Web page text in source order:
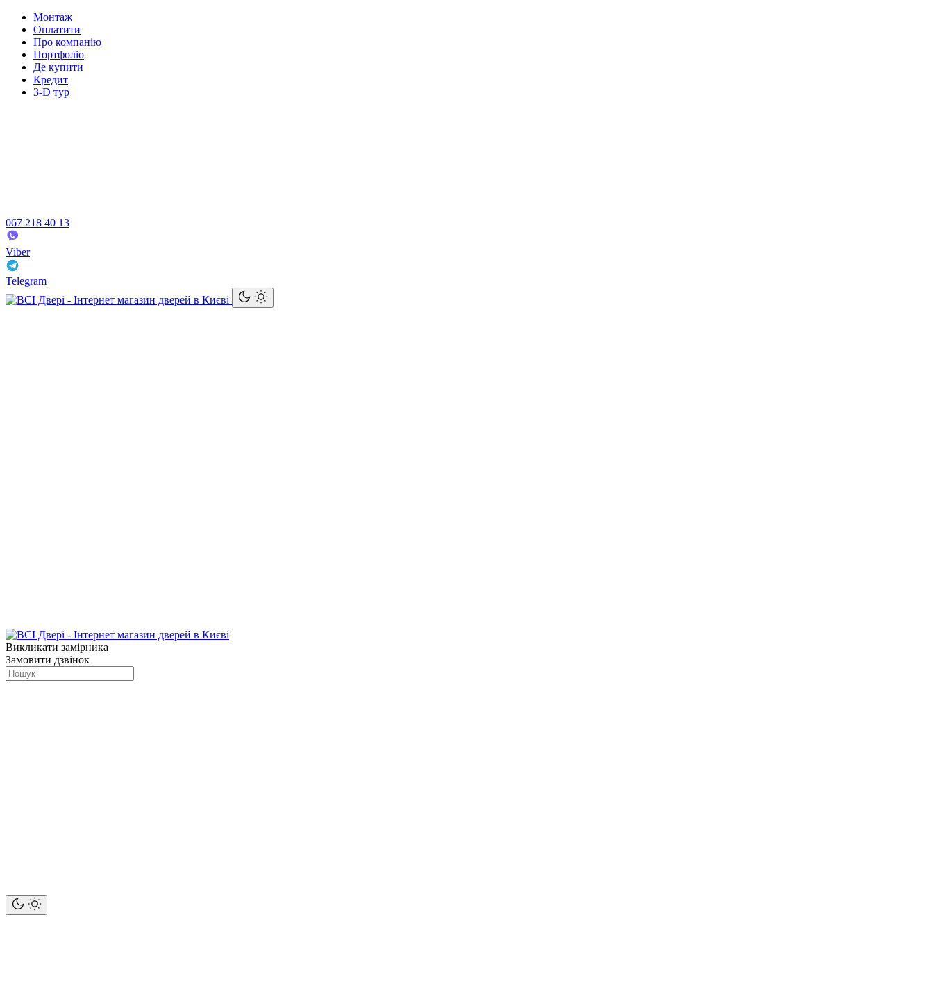
Монтаж
Оплатити
Про компанію
Портфоліо
Де купити
Кредит
3-D тур
067 218 40 13
Viber
Telegram
Викликати замірника
Замовити дзвінок